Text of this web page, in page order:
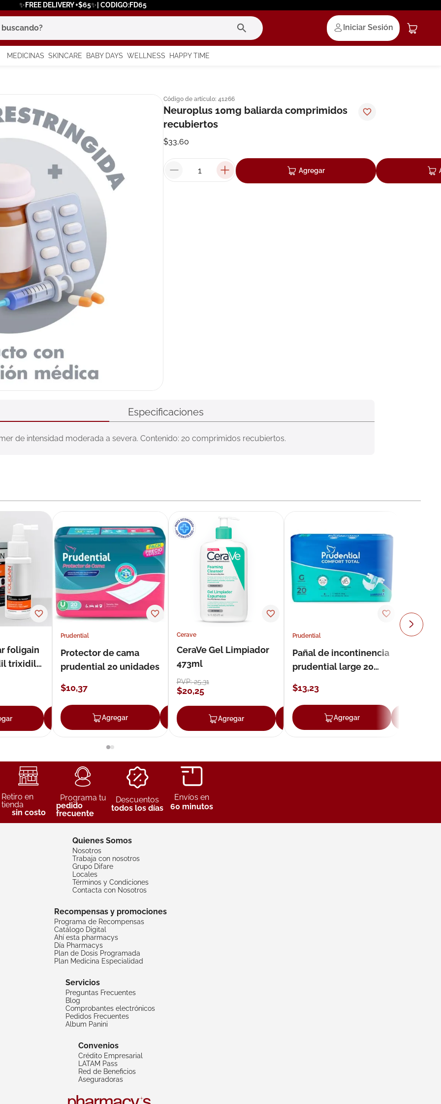
✨FREE DELIVERY +$65✨| CODIGO:FD65
Iniciar Sesión
MEDICINAS SKINCARE BABY DAYS WELLNESS HAPPY TIME
Código de artículo: 41266
Neuroplus 10mg baliarda comprimidos
recubiertos
$33,60
Agregar
Especificaciones
de intensidad moderada a severa. Contenido: 20 comprimidos recubiertos.
foligain
trixidil
Agregar
Prudential
Protector de cama
prudential 20 unidades
$10,37
Agregar Agregar
Cerave
CeraVe Gel Limpiador
473ml
PVP:25,31
$20,25
Agregar Agregar
Prudential
Pañal de incontinencia
prudential large 20
$13,23
Agregar
Retiro en
tienda
sin costo
Programa tu
pedido
frecuente
Descuentos
todos los días
Envíos en
60 minutos
Quienes Somos
Nosotros
Trabaja con nosotros
Grupo Difare
Locales
Términos y Condiciones
Contacta con Nosotros
Recompensas y promociones
Programa de Recompensas
Catálogo Digital
Ahí esta pharmacys
Día Pharmacys
Plan de Dosis Programada
Plan Medicina Especialidad
Servicios
Preguntas Frecuentes
Blog
Comprobantes electrónicos
Pedidos Frecuentes
Album Panini
Convenios
Crédito Empresarial
LATAM Pass
Red de Beneficios
Aseguradoras
más buscados